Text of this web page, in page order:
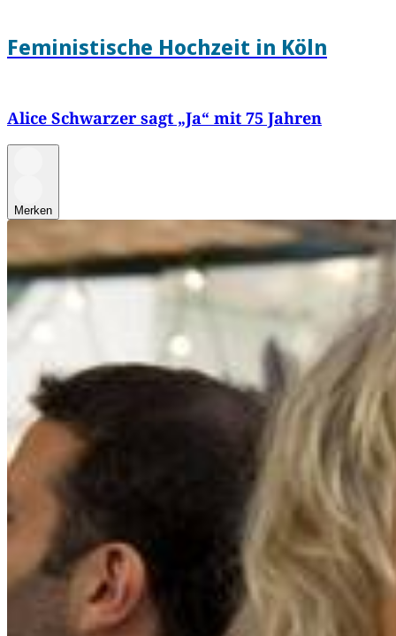
Feministische Hochzeit in Köln
Alice Schwarzer sagt „Ja“ mit 75 Jahren
Merken